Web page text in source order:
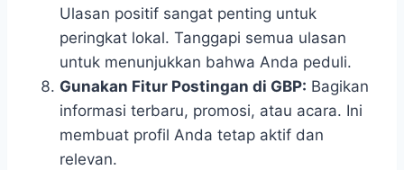
Ulasan positif sangat penting untuk
peringkat lokal. Tanggapi semua ulasan
untuk menunjukkan bahwa Anda peduli.
Gunakan Fitur Postingan di GBP: Bagikan
informasi terbaru, promosi, atau acara. Ini
membuat profil Anda tetap aktif dan
relevan.